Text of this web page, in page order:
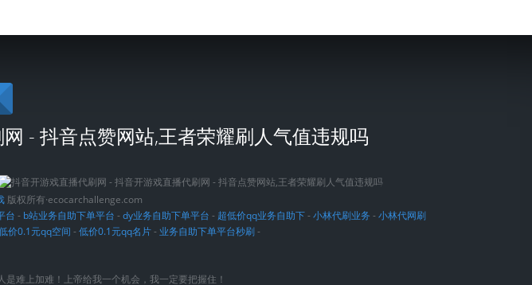
- 抖音点赞网站,王者荣耀刷人气值违规吗
版权所有·ecocarchallenge.com
台 - b站业务自助下单平台 -dy业务自助下单平台 - 超低价qq业务自助下-小林代刷业务 -小林代网刷
价0.1元qq空间 -低价0.1元qq名片-业务自助下单平台秒刷-
难上加难！上帝给我一个机会，我一定要把握住！